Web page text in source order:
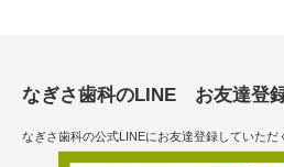
なぎさ歯科のLINE お友達登
なぎさ歯科の公式LINEにお友達登録していただ